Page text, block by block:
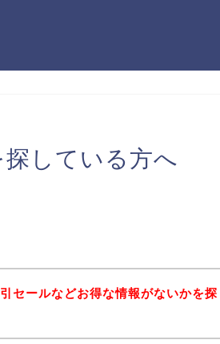
している方へ
セールなどお得な情報がないかを探